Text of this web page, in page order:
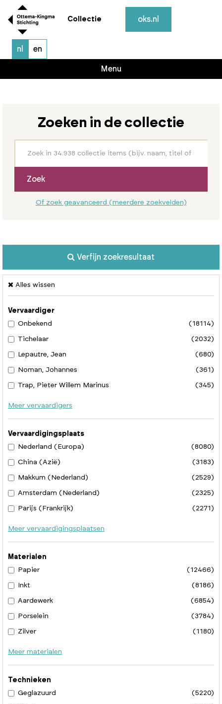
Collectie oks.nl
nl en
Menu
Zoeken in de collectie
Zoek
Of zoek geavanceerd (meerdere zoekvelden)
Verfijn zoekresultaat
Alles wissen
Vervaardiger
Onbekend
(18114)
Tichelaar (2032)
Lepautre, Jean (680)
Noman, Johannes (361)
Trap, Pieter Willem Marinus (345)
Meer vervaardigers
Vervaardigingsplaats
Nederland (Europa)
(8080)
China (Azië) (3183)
Makkum (Nederland) (2529)
Amsterdam (Nederland) (2325)
Parijs (Frankrijk) (2271)
Meer vervaardigingsplaatsen
Materialen
Papier
(12466)
Inkt (8186)
Aardewerk (6854)
Porselein (3784)
Zilver (1180)
Meer materialen
Technieken
Geglazuurd
(5220)